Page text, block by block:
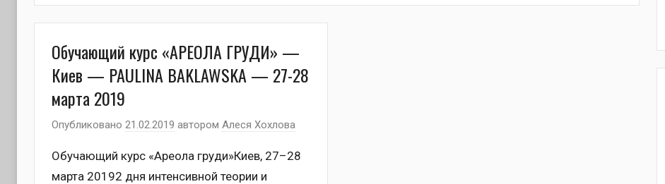
Обучающий курс «АРЕОЛА ГРУДИ» —
Киев — PAULINA BAKLAWSKA — 27-28
марта 2019
Опубликовано 21.02.2019 автором Алеся Хохлова
Обучающий курс «Ареола груди»Киев, 27–28
марта 20192 дня интенсивной теории и